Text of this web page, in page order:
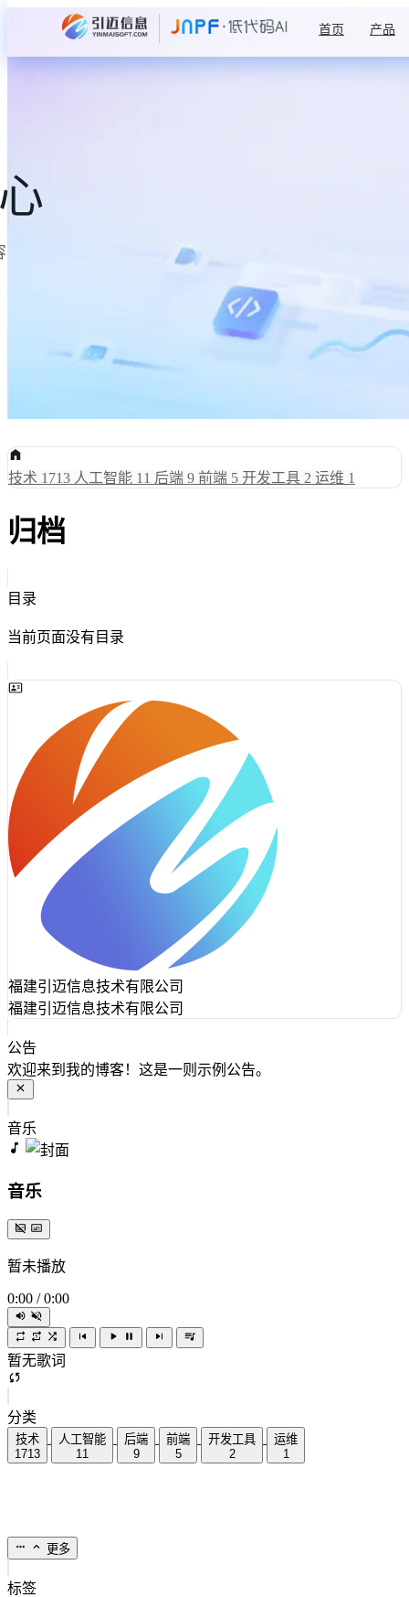
首页 产品
技术 1713 人工智能 11 后端 9 前端 5 开发工具 2 运维 1
归档
目录
当前页面没有目录
福建引迈信息技术有限公司
福建引迈信息技术有限公司
公告
欢迎来到我的博客！这是一则示例公告。
音乐
音乐
暂未播放
0:00 / 0:00
暂无歌词
分类
技术
1713
人工智能
11
后端
9
前端
5
开发工具
2
运维
1
更多
标签